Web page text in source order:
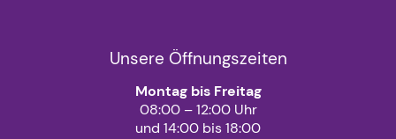
Unsere Öffnungszeiten
Montag bis Freitag
08:00 – 12:00 Uhr
und 14:00 bis 18:00